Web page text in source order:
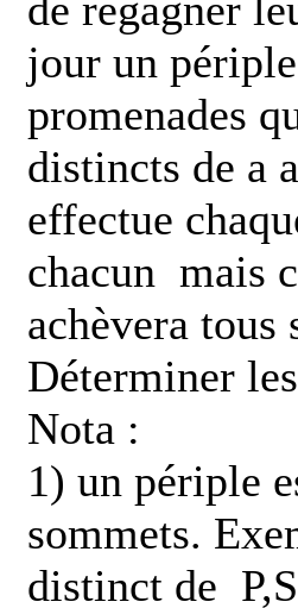
jour un
promenades
distincts de a
effectue
chacun mais
achèvera tous
Déterminer
Nota :
1) un périple
sommets.
distinct de